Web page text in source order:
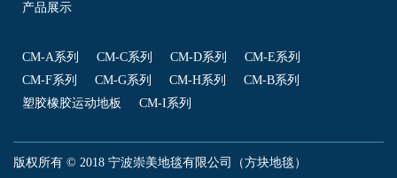
产品展示
CM-A系列 CM-C系列 CM-D系列
CM-E系列
CM-F系列
CM-G系列 CM-H系列
CM-B系列
塑胶橡胶运动地板
CM-I系列
版权所有 © 2018 宁波崇美地毯有限公司（方块地毯）